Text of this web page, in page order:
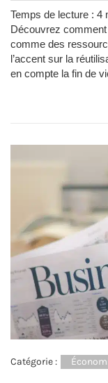
Temps de lecture : 4
Découvrez
comme des
l’accent sur la
en compte la fin de
Catégorie :